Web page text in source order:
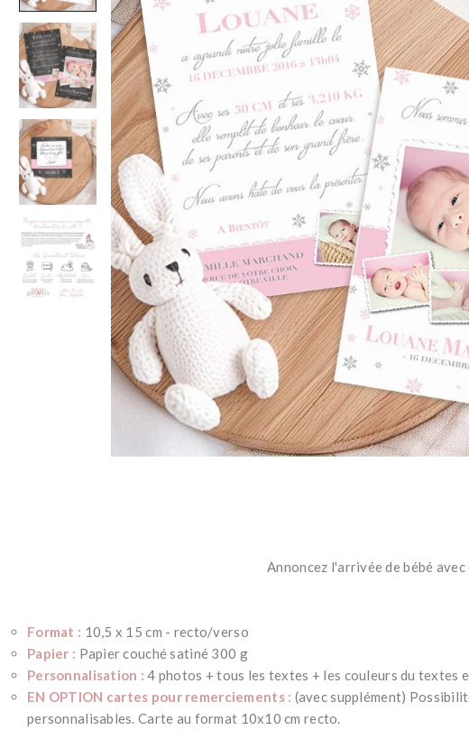
Annoncez l'arrivée de bébé
Format : 10,5 x 15 cm - recto/verso
Papier : Papier couché satiné 300 g
Personnalisation :4 photos + tous les textes + les couleurs du textes
EN OPTION cartes pour remerciements : (avec supplément)
personnalisables. Carte au format 10x10 cm recto.